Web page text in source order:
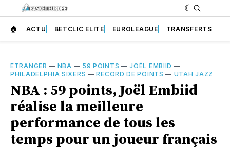
🏠 ACTU BETCLIC ELITE EUROLEAGUE TRANSFERTS
ETRANGER — NBA — 59 POINTS —JOËL EMBIID —
PHILADELPHIA SIXERS —RECORD DE POINTS — UTAH JAZZ
NBA : 59 points, Joël Embiid
réalise la meilleure
performance de tous les
temps pour un joueur français